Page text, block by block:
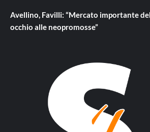
Avellino, Favilli: “Mercato importante
occhio alle neopromosse”